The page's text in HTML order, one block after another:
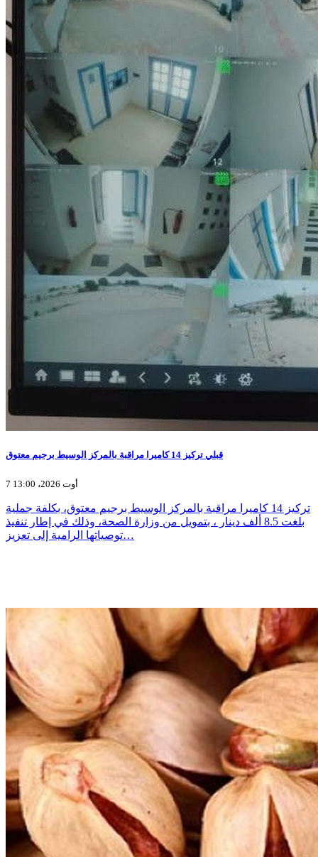
قبلي تركيز 14 كاميرا مراقبة بالمركز الوسيط برجيم معتوق
7 أوت 2026، 13:00
تركيز 14 كاميرا مراقبة بالمركز الوسيط برجيم معتوق، بكلفة جملية
بلغت 8.5 ألف دينار ، بتمويل من وزارة الصحة، وذلك في إطار تنفيذ
توصياتها الرامية إلى تعزيز…